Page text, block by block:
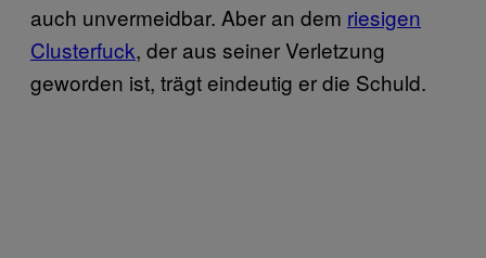
auch unvermeidbar. Aber an dem riesigen
Clusterfuck, der aus seiner Verletzung
geworden ist, trägt eindeutig er die Schuld.